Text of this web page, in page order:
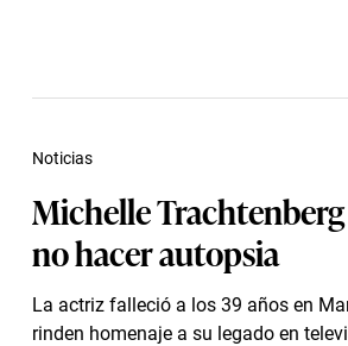
Michelle
no hacer autopsia
La actriz falleció a los 39 años en
rinden homenaje a su legado en
Noticias